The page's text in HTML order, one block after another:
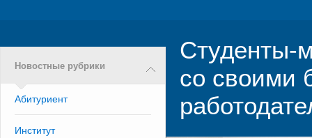
Новостные рубрики
Абитуриент
Институт
Студенты-
со своими